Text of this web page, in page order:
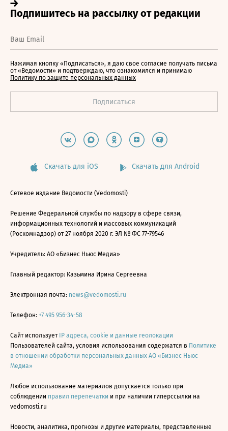
Нажимая кнопку «Подписаться», я даю свое согласие получать письма
от «Ведомости» и подтверждаю, что ознакомился и принимаю
Политику по защите персональных данных
Скачать для iOS Скачать для Android
Сетевое издание Ведомости (Vedomosti)
Решение Федеральной службы по надзору в сфере связи,
информационных технологий и массовых коммуникаций
(Роскомнадзор) от 27 ноября 2020 г. ЭЛ № ФС 77-79546
Учредитель: АО «Бизнес Ньюс Медиа»
Главный редактор: Казьмина Ирина Сергеевна
Электронная почта: news@vedomosti.ru
Телефон: +7 495 956-34-58
Сайт использует IP адреса, cookie и данные геолокации
Пользователей сайта, условия использования содержатся в Политике
в отношении обработки персональных данных АО «Бизнес Ньюс
Медиа»
Любое использование материалов допускается только при
соблюдении правил перепечатки и при наличии гиперссылки на
vedomosti.ru
Новости, аналитика, прогнозы и другие материалы, представленные